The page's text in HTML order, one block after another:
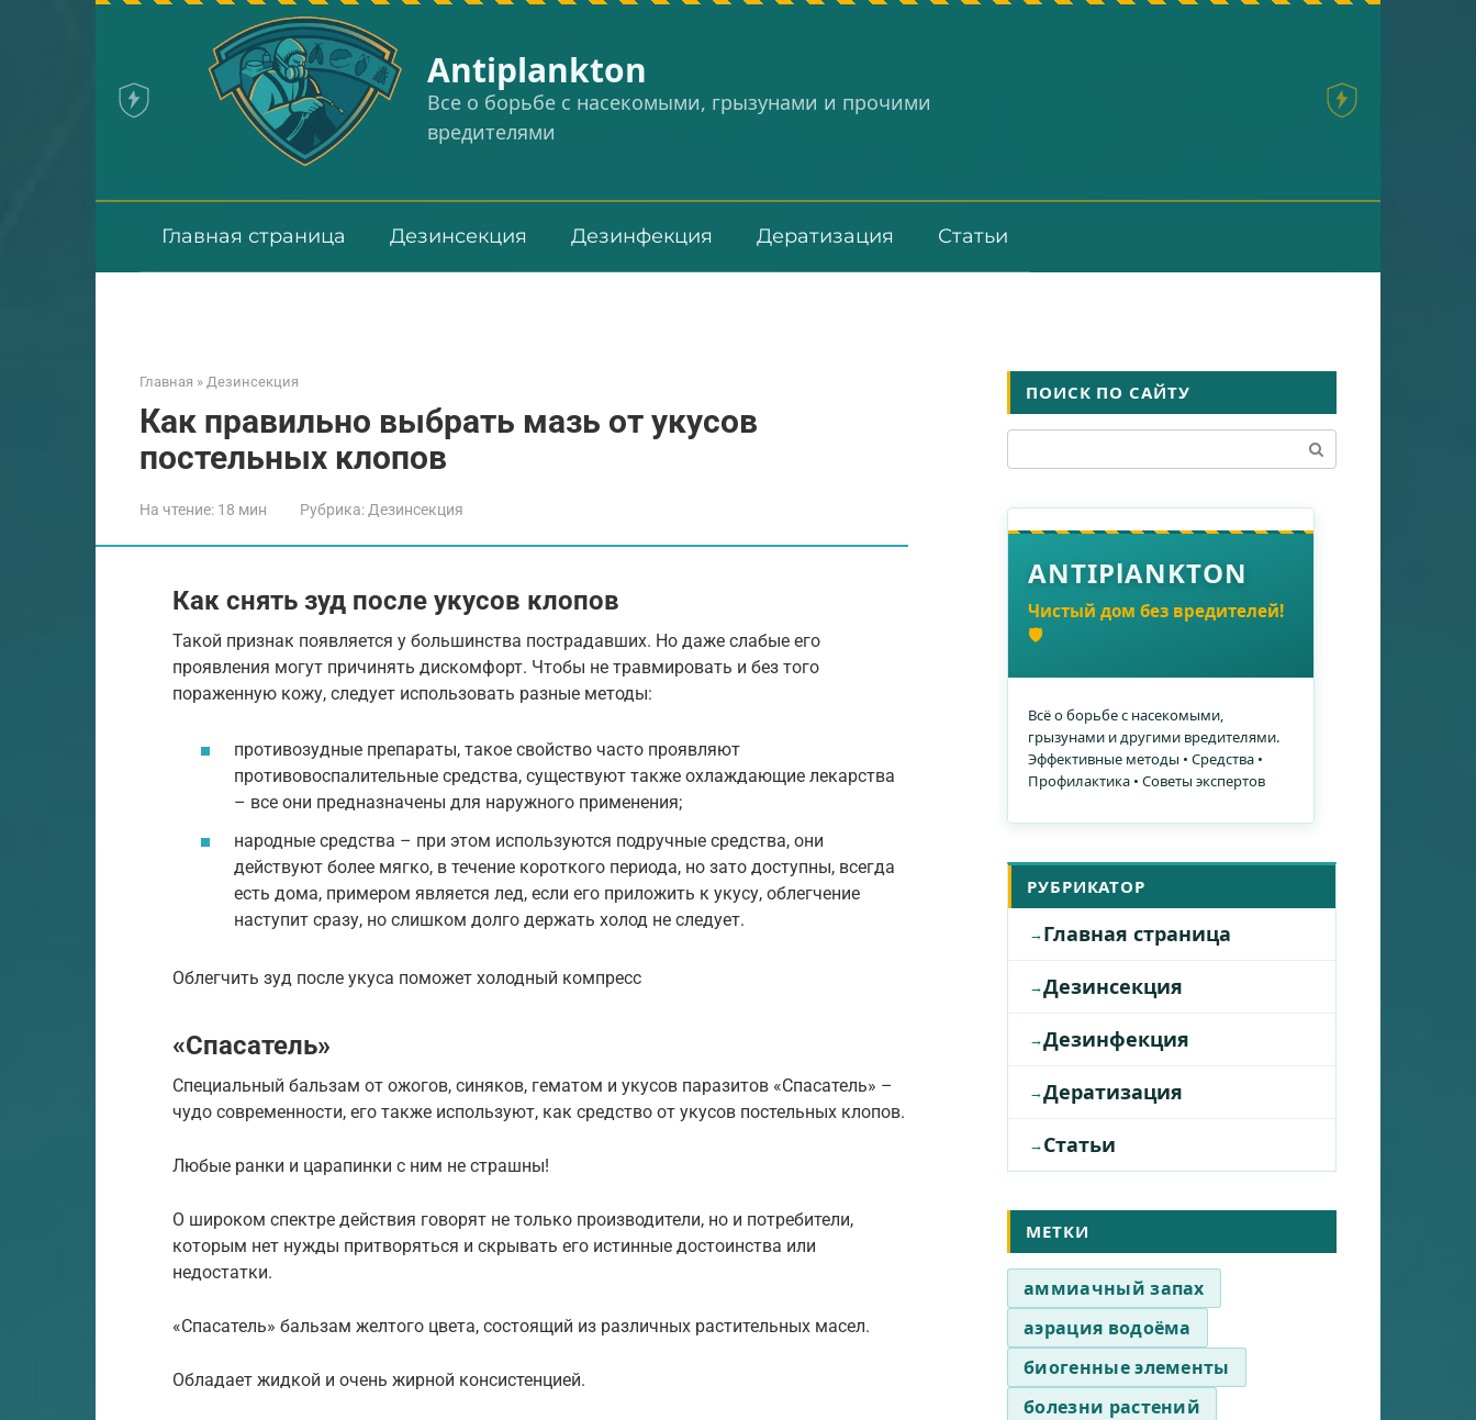
Аntiplankton
Все о борьбе с насекомыми, грызунами и прочими
вредителями
Главная страница Дезинсекция Дезинфекция Дератизация Статьи
Главная » Дезинсекция
Как правильно выбрать мазь от укусов
постельных клопов
На чтение: 18 мин Рубрика: Дезинсекция
Как снять зуд после укусов клопов
Такой признак появляется у большинства пострадавших. Но даже слабые его
проявления могут причинять дискомфорт. Чтобы не травмировать и без того
пораженную кожу, следует использовать разные методы:
противозудные препараты, такое свойство часто проявляют
противовоспалительные средства, существуют также охлаждающие лекарства
– все они предназначены для наружного применения;
народные средства – при этом используются подручные средства, они
действуют более мягко, в течение короткого периода, но зато доступны, всегда
есть дома, примером является лед, если его приложить к укусу, облегчение
наступит сразу, но слишком долго держать холод не следует.
Облегчить зуд после укуса поможет холодный компресс
«Спасатель»
Специальный бальзам от ожогов, синяков, гематом и укусов паразитов «Спасатель» –
чудо современности, его также используют, как средство от укусов постельных клопов.
Любые ранки и царапинки с ним не страшны!
О широком спектре действия говорят не только производители, но и потребители,
которым нет нужды притворяться и скрывать его истинные достоинства или
недостатки.
«Спасатель» бальзам желтого цвета, состоящий из различных растительных масел.
Обладает жидкой и очень жирной консистенцией.
ПОИСК ПО САЙТУ
ANTIPlANKTON
Чистый дом без вредителей!
🛡️
Всё о борьбе с насекомыми,
грызунами и другими вредителями.
Эффективные методы • Средства •
Профилактика • Советы экспертов
РУБРИКАТОР
Главная страница
Дезинсекция
Дезинфекция
Дератизация
Статьи
МЕТКИ
аммиачный запах
аэрация водоёма
биогенные элементы
болезни растений